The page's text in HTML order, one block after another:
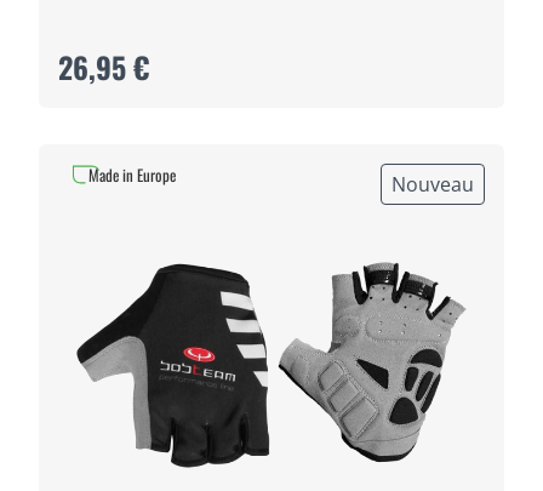
26,95 €
Nouveau
Made in Europe